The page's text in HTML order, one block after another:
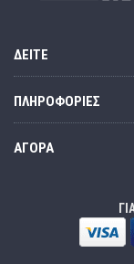
ΔΕΊΤΕ
ΠΛΗΡΟΦΟΡΊΕΣ
ΑΓΟΡΆ